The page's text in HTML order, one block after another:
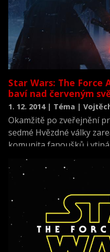
Star Wars: The Force
baví nad červeným
1. 12. 2014 | Téma |
Okamžitě po zveřejnění
sedmé Hvězdné války
komunita fanoušků i
Upřímně řečeno, pokud
světlo na meči je vlastně
provedení rukojeti
Nabízíme vám pro
jsme narazili.